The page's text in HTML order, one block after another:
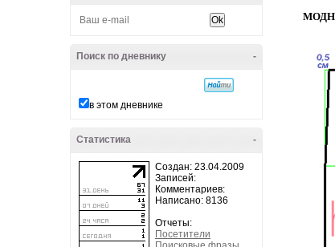
-
Поиск по дневнику
в этом дневнике
-
Статистика
Создан: 23.04.2009
Записей:
Комментариев:
Написано: 8136
Отчеты:
Посетители